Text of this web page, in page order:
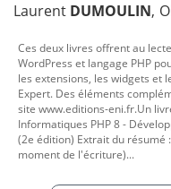
Laurent DUMOULIN
Ces deux livres offrent au
WordPress et langage PHP
les extensions, les widgets et
Expert. Des éléments
site www.editions-eni.fr.Un
Informatiques PHP 8 -
(2e édition) Extrait du résumé
moment de l'écriture)...